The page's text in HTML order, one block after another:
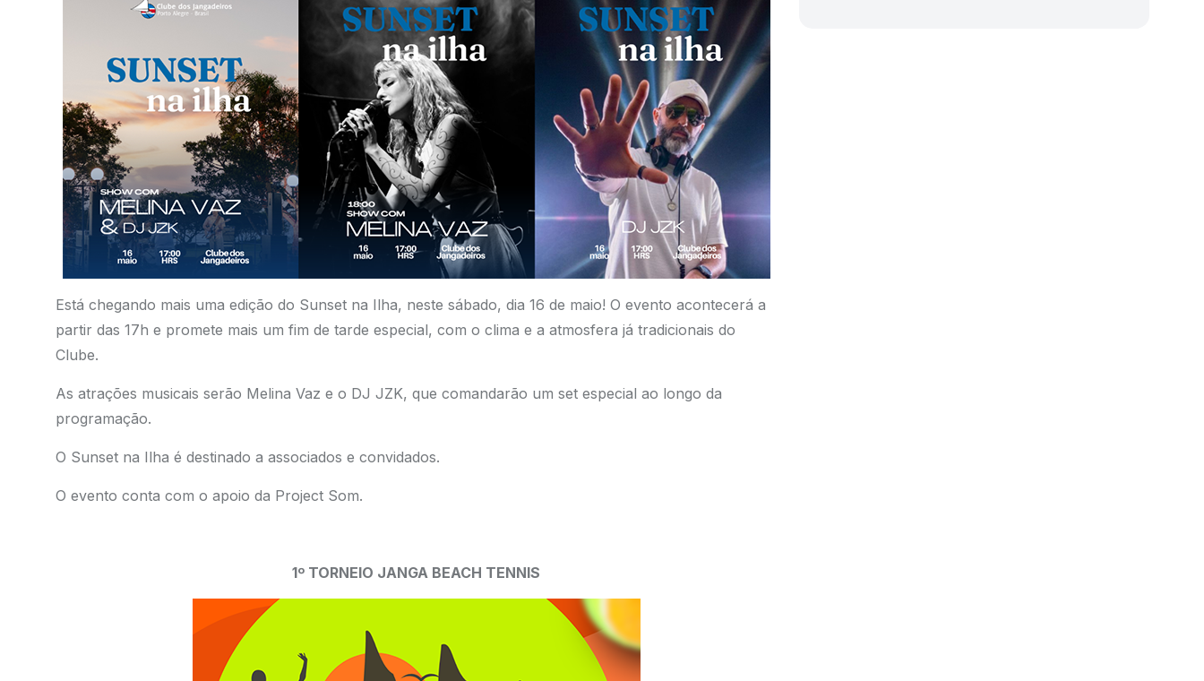
Está chegando mais uma edição do Sunset na Ilha, neste sábado, dia 16 de maio! O evento acontecerá a
partir das 17h e promete mais um fim de tarde especial, com o clima e a atmosfera já tradicionais do
Clube.
As atrações musicais serão Melina Vaz e o DJ JZK, que comandarão um set especial ao longo da
programação.
O Sunset na Ilha é destinado a associados e convidados.
O evento conta com o apoio da Project Som.
1º TORNEIO JANGA BEACH TENNIS